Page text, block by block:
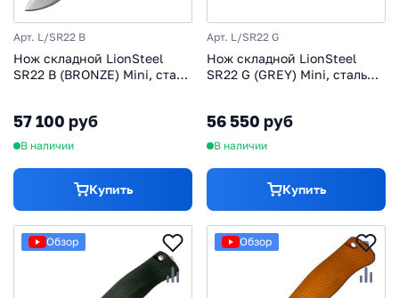
Арт. L/SR22 B
Нож складной LionSteel
SR22 B (BRONZE) Mini, сталь
технологии Solid®,
бронзовый
57 100 руб
В наличии
Купить
Арт. L/SR22 G
Нож складной LionSteel
SR22 G (GREY) Mini, сталь
технологии Solid®, серый
56 550 руб
В наличии
Купить
Обзор Обзор